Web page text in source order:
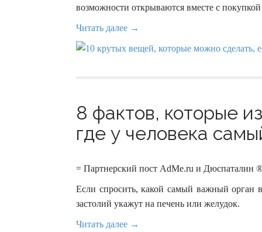
возможности открываются вместе с
Читать далее →
8 фактов, которые
где у человека
= Партнерский пост AdMe.ru и Дюспаталин
Если спросить, какой самый важный орган
застолий укажут на печень или желудок.
Читать далее →